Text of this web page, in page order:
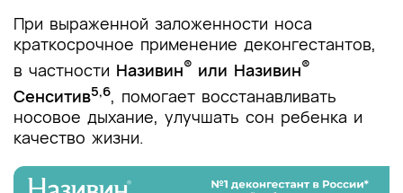
При выраженной заложенности носа
краткосрочное применение деконгестантов,
в частности Називин® или Називин®
Сенситив5,6, помогает восстанавливать
носовое дыхание, улучшать сон ребенка и
качество жизни.